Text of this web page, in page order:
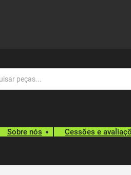
Sobre nós Cessões e